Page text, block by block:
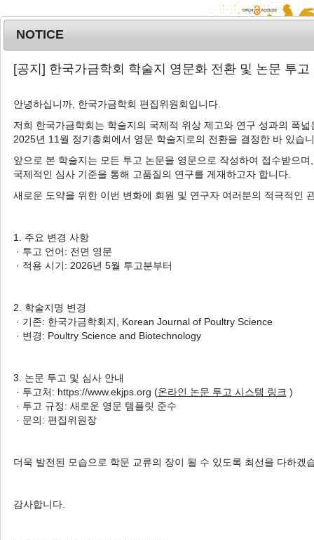
T
o
e
n
a
MENU
Advanced Search List
Author: Ki-Teak Lee
1 Articles are founded.
Composition by Breeding Type in
Ogye and White Leghorn
성 비교
Dain Lee , Eun-Ah Park
, Ki-Teak Lee
이다인, 박은아, 이기택
https://doi.org/10.5536/KJPS.2025.52.4.357
NOTICE
[공지] 한국가금학회 학술지 영문화 전환 및 논문 투고
안녕하십니까, 한국가금학회 편집위원회입니다.
저희 한국가금학회는 학술지의 국제적 위상 제고와 연구 성과의 폭넓
2025년 11월 정기총회에서 영문 학술지로의 전환을 결정한 바 있습
앞으로 본 학술지는 모든 투고 논문을 영문으로 작성하여 접수받으며,
국제적인 심사 기준을 통해 고품질의 연구를 게재하고자 합니다.
새로운 도약을 위한 이번 변화에 회원 및 연구자 여러분의 적극적인
1. 주요 변경 사항
· 투고 언어: 전면 영문
· 적용 시기: 2026년 5월 투고분부터
2. 학술지명 변경
· 기존: 한국가금학회지, Korean Journal of Poultry Science
· 변경: Poultry Science and Biotechnology
3. 논문 투고 및 심사 안내
· 투고처: https://www.ekjps.org (온라인 논문 투고 시스템 링크 )
· 투고 규정: 새로운 영문 템플릿 준수
· 문의: 편집위원장
더욱 발전된 모습으로 학문 교류의 장이 될 수 있도록 최선을 다하겠
감사합니다.